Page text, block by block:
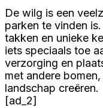
De wilg is een
parken te vinden
takken en unieke
iets speciaals toe
verzorging en
met andere
landschap creëren.
[ad_2]